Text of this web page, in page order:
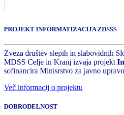
PROJEKT INFORMATIZACIJA ZDSSS
Zveza društev slepih in slabovidnih
MDSS Celje in Kranj izvaja projekt
sofinancira Minisrstvo za javno
Več informacij o projektu
DOBRODELNOST